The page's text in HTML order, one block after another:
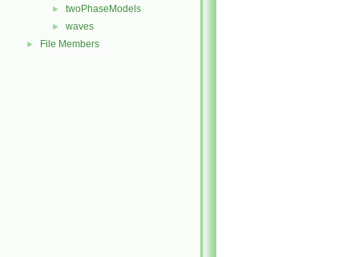
► twoPhaseModels
► waves
► File Members